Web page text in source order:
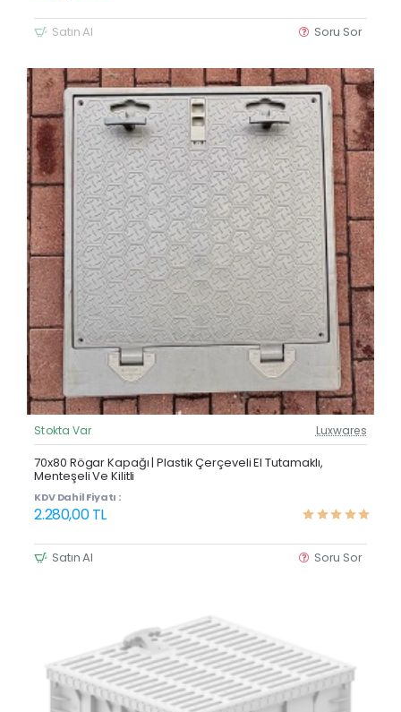
Satın Al Soru Sor
Güncel Fiyat
Stokta Var Luxwares
70x80 Rögar Kapağı | Plastik Çerçeveli El Tutamaklı,
Menteşeli Ve Kilitli
KDV Dahil Fiyatı :
2.280,00 TL
Satın Al Soru Sor